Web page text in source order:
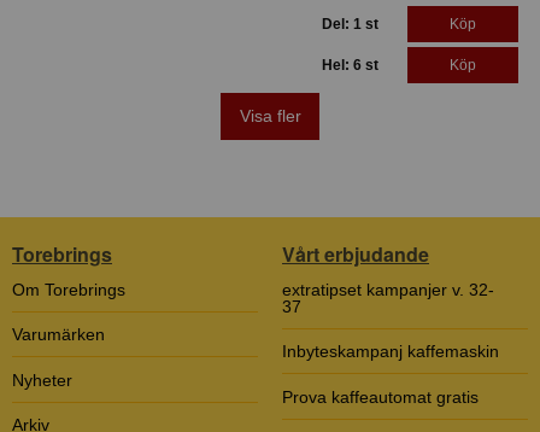
Del: 1 st Köp
Hel: 6 st Köp
Visa fler
Torebrings
Om Torebrings
Varumärken
Nyheter
Arkiv
Vårt erbjudande
extratipset kampanjer v. 32-
37
Inbyteskampanj kaffemaskin
Prova kaffeautomat gratis